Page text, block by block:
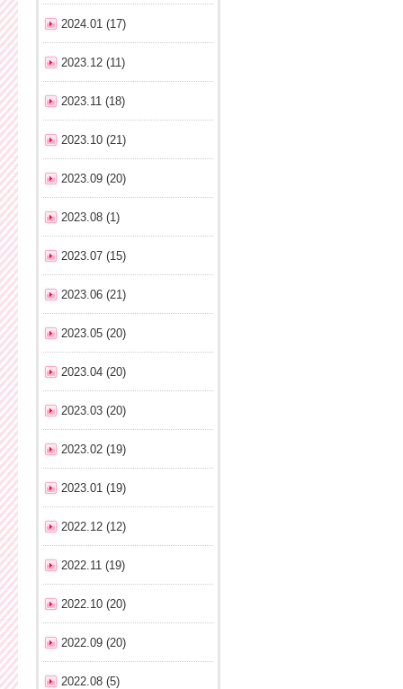
2024.01 (17)
2023.12 (11)
2023.11 (18)
2023.10 (21)
2023.09 (20)
2023.08 (1)
2023.07 (15)
2023.06 (21)
2023.05 (20)
2023.04 (20)
2023.03 (20)
2023.02 (19)
2023.01 (19)
2022.12 (12)
2022.11 (19)
2022.10 (20)
2022.09 (20)
2022.08 (5)